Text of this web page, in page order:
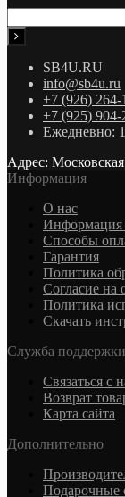
SB4U.RU
info@sb4u.ru
+7 (926) 264-
+7 (925) 904-
Ежедневно:
Адрес:
Информация
О нас
Информация
Cпособы
Гарантия
Политика
Согласие на
Политика
Скачать
Служба поддержки
Связаться с
Возврат
Карта сайта
Дополнительно
Подарочные